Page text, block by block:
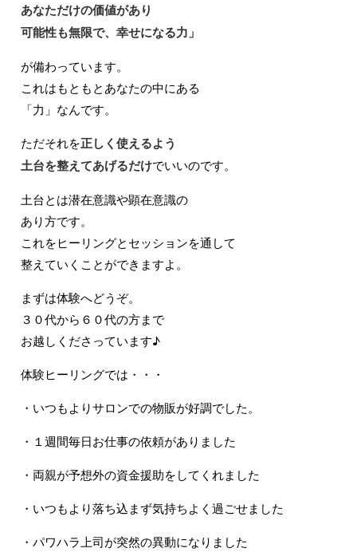
あなただけの価値があり
可能性も無限で、幸せになる力」
が備わっています。
これはもともとあなたの中にある
「力」なんです。
ただそれを正しく使えるよう
土台を整えてあげるだけでいいのです。
土台とは潜在意識や顕在意識の
あり方です。
これをヒーリングとセッションを通して
整えていくことができますよ。
まずは体験へどうぞ。
３０代から６０代の方まで
お越しくださっています♪
体験ヒーリングでは・・・
・いつもよりサロンでの物販が好調でした。
・１週間毎日お仕事の依頼がありました
・両親が予想外の資金援助をしてくれました
・いつもより落ち込まず気持ちよく過ごせました
・パワハラ上司が突然の異動になりました